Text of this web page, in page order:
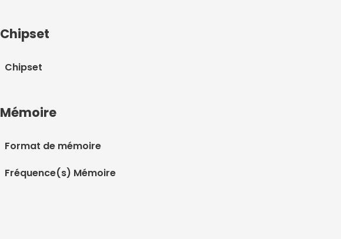
Chipset
Chipset
Mémoire
Format de mémoire
Fréquence(s) Mémoire